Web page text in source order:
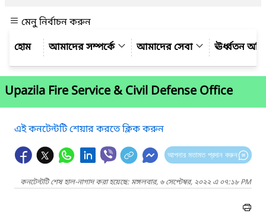
মেনু নির্বাচন করুন
আমাদের সম্পর্কে
আমাদের সেবা ঊর্ধ্বতন
Upazila Fire Service & Civil Defense Office
এই কনটেন্টটি শেয়ার করতে ক্লিক করুন
আপনার মতামত প্রদান করুন
কনটেন্টটি শেষ হাল-নাগাদ করা হয়েছে: মঙ্গলবার, ৬ সেপ্টেম্বর, ২০২২ এ ০৭:১৮ PM